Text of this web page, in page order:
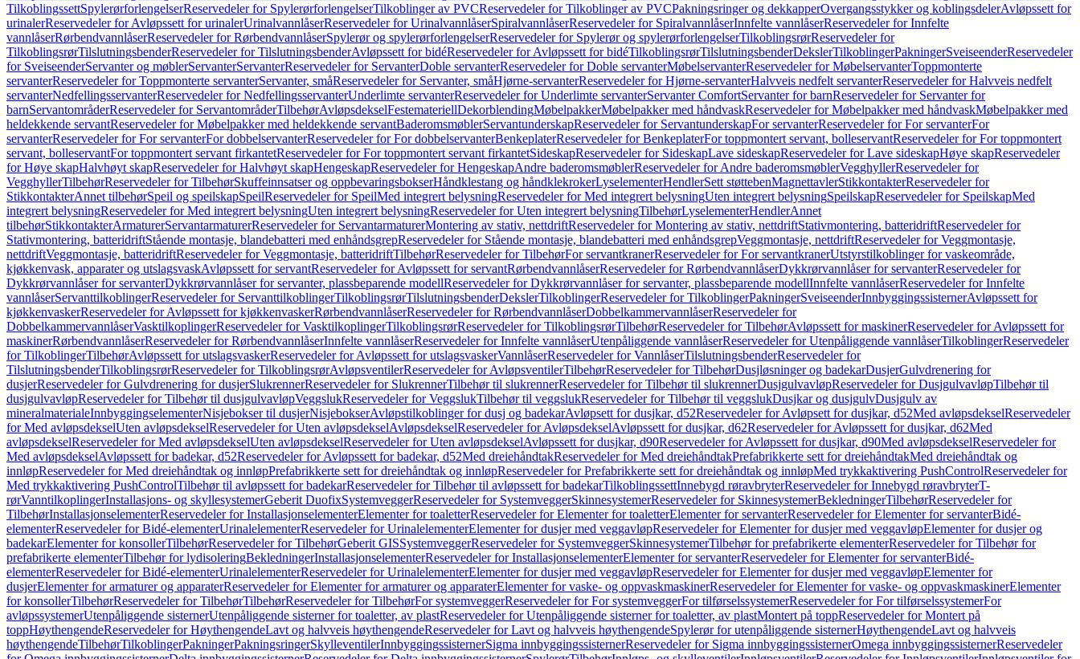
TilkoblingssettSpylerørforlengelserReservedeler for SpylerørforlengelserTilkoblinger av PVCReservedeler for Tilkoblinger av PVCPakningsringer og dekkapperOvergangsstykker og koblingsdelerAvløpssett for
urinalerReservedeler for Avløpssett for urinalerUrinalvannlåserReservedeler for UrinalvannlåserSpiralvannlåserReservedeler for SpiralvannlåserInnfelte vannlåserReservedeler for Innfelte
vannlåserRørbendvannlåserReservedeler for RørbendvannlåserSpylerør og spylerørforlengelserReservedeler for Spylerør og spylerørforlengelserTilkoblingsrørReservedeler for
TilkoblingsrørTilslutningsbenderReservedeler for TilslutningsbenderAvløpssett for bidéReservedeler for Avløpssett for bidéTilkoblingsrørTilslutningsbenderDekslerTilkoblingerPakningerSveiseenderReservedeler
for SveiseenderServanter og møblerServanterServanterReservedeler for ServanterDoble servanterReservedeler for Doble servanterMøbelservanterReservedeler for MøbelservanterToppmonterte
servanterReservedeler for Toppmonterte servanterServanter, småReservedeler for Servanter, småHjørne-servanterReservedeler for Hjørne-servanterHalvveis nedfelt servanterReservedeler for Halvveis nedfelt
servanterNedfellingsservanterReservedeler for NedfellingsservanterUnderlimte servanterReservedeler for Underlimte servanterServanter ComfortServanter for barnReservedeler for Servanter for
barnServantområderReservedeler for ServantområderTilbehørAvløpsdekselFestemateriellDekorblendingMøbelpakkerMøbelpakker med håndvaskReservedeler for Møbelpakker med håndvaskMøbelpakker med
heldekkende servantReservedeler for Møbelpakker med heldekkende servantBaderomsmøblerServantunderskapReservedeler for ServantunderskapFor servanterReservedeler for For servanterFor
servanterReservedeler for For servanterFor dobbelservanterReservedeler for For dobbelservanterBenkeplaterReservedeler for BenkeplaterFor toppmontert servant, bolleservantReservedeler for For toppmontert
servant, bolleservantFor toppmontert servant firkantetReservedeler for For toppmontert servant firkantetSideskapReservedeler for SideskapLave sideskapReservedeler for Lave sideskapHøye skapReservedeler
for Høye skapHalvhøyt skapReservedeler for Halvhøyt skapHengeskapReservedeler for HengeskapAndre baderomsmøblerReservedeler for Andre baderomsmøblerVegghyllerReservedeler for
VegghyllerTilbehørReservedeler for TilbehørSkuffeinnsatser og oppbevaringsbokserHåndklestang og håndklekrokerLyselementerHendlerSett støttebenMagnettavlerStikkontakterReservedeler for
StikkontakterAnnet tilbehørSpeil og speilskapSpeilReservedeler for SpeilMed integrert belysningReservedeler for Med integrert belysningUten integrert belysningSpeilskapReservedeler for SpeilskapMed
integrert belysningReservedeler for Med integrert belysningUten integrert belysningReservedeler for Uten integrert belysningTilbehørLyselementerHendlerAnnet
tilbehørStikkontakterArmaturerServantarmaturerReservedeler for ServantarmaturerMontering av stativ, nettdriftReservedeler for Montering av stativ, nettdriftStativmontering, batteridriftReservedeler for
Stativmontering, batteridriftStående montasje, blandebatteri med enhåndsgrepReservedeler for Stående montasje, blandebatteri med enhåndsgrepVeggmontasje, nettdriftReservedeler for Veggmontasje,
nettdriftVeggmontasje, batteridriftReservedeler for Veggmontasje, batteridriftTilbehørReservedeler for TilbehørFor servantkranerReservedeler for For servantkranerUtstyrstilkoblinger for vaskeområde,
kjøkkenvask, apparater og utslagsvaskAvløpssett for servantReservedeler for Avløpssett for servantRørbendvannlåserReservedeler for RørbendvannlåserDykkrørvannlåser for servanterReservedeler for
Dykkrørvannlåser for servanterDykkrørvannlåser for servanter, plassbeparende modellReservedeler for Dykkrørvannlåser for servanter, plassbeparende modellInnfelte vannlåserReservedeler for Innfelte
vannlåserServanttilkoblingerReservedeler for ServanttilkoblingerTilkoblingsrørTilslutningsbenderDekslerTilkoblingerReservedeler for TilkoblingerPakningerSveiseenderInnbyggingssisternerAvløpssett for
kjøkkenvaskerReservedeler for Avløpssett for kjøkkenvaskerRørbendvannlåserReservedeler for RørbendvannlåserDobbelkammervannlåserReservedeler for
DobbelkammervannlåserVasktilkoplingerReservedeler for VasktilkoplingerTilkoblingsrørReservedeler for TilkoblingsrørTilbehørReservedeler for TilbehørAvløpssett for maskinerReservedeler for Avløpssett for
maskinerRørbendvannlåserReservedeler for RørbendvannlåserInnfelte vannlåserReservedeler for Innfelte vannlåserUtenpåliggende vannlåserReservedeler for Utenpåliggende vannlåserTilkoblingerReservedeler
for TilkoblingerTilbehørAvløpssett for utslagsvaskerReservedeler for Avløpssett for utslagsvaskerVannlåserReservedeler for VannlåserTilslutningsbenderReservedeler for
TilslutningsbenderTilkoblingsrørReservedeler for TilkoblingsrørAvløpsventilerReservedeler for AvløpsventilerTilbehørReservedeler for TilbehørDusjløsninger og badekarDusjerGulvdrenering for
dusjerReservedeler for Gulvdrenering for dusjerSlukrennerReservedeler for SlukrennerTilbehør til slukrennerReservedeler for Tilbehør til slukrennerDusjgulvavløpReservedeler for DusjgulvavløpTilbehør til
dusjgulvavløpReservedeler for Tilbehør til dusjgulvavløpVeggslukReservedeler for VeggslukTilbehør til veggslukReservedeler for Tilbehør til veggslukDusjkar og dusjgulvDusjgulv av
mineralmaterialeInnbyggingselementerNisjebokser til dusjerNisjebokserAvløpstilkoblinger for dusj og badekarAvløpsett for dusjkar, d52Reservedeler for Avløpsett for dusjkar, d52Med avløpsdekselReservedeler
for Med avløpsdekselUten avløpsdekselReservedeler for Uten avløpsdekselAvløpsdekselReservedeler for AvløpsdekselAvløpssett for dusjkar, d62Reservedeler for Avløpssett for dusjkar, d62Med
avløpsdekselReservedeler for Med avløpsdekselUten avløpsdekselReservedeler for Uten avløpsdekselAvløpssett for dusjkar, d90Reservedeler for Avløpssett for dusjkar, d90Med avløpsdekselReservedeler for
Med avløpsdekselAvløpssett for badekar, d52Reservedeler for Avløpssett for badekar, d52Med dreiehåndtakReservedeler for Med dreiehåndtakPrefabrikkerte sett for dreiehåndtakMed dreiehåndtak og
innløpReservedeler for Med dreiehåndtak og innløpPrefabrikkerte sett for dreiehåndtak og innløpReservedeler for Prefabrikkerte sett for dreiehåndtak og innløpMed trykkaktivering PushControlReservedeler for
Med trykkaktivering PushControlTilbehør til avløpssett for badekarReservedeler for Tilbehør til avløpssett for badekarTilkoblingssettInnebygd røravbryterReservedeler for Innebygd røravbryterT-
rørVanntilkoplingerInstallasjons- og skyllesystemerGeberit DuofixSystemveggerReservedeler for SystemveggerSkinnesystemerReservedeler for SkinnesystemerBekledningerTilbehørReservedeler for
TilbehørInstallasjonselementerReservedeler for InstallasjonselementerElementer for toaletterReservedeler for Elementer for toaletterElementer for servanterReservedeler for Elementer for servanterBidé-
elementerReservedeler for Bidé-elementerUrinalelementerReservedeler for UrinalelementerElementer for dusjer med veggavløpReservedeler for Elementer for dusjer med veggavløpElementer for dusjer og
badekarElementer for konsollerTilbehørReservedeler for TilbehørGeberit GISSystemveggerReservedeler for SystemveggerSkinnesystemerTilbehør for prefabrikerte elementerReservedeler for Tilbehør for
prefabrikerte elementerTilbehør for lydisoleringBekledningerInstallasjonselementerReservedeler for InstallasjonselementerElementer for servanterReservedeler for Elementer for servanterBidé-
elementerReservedeler for Bidé-elementerUrinalelementerReservedeler for UrinalelementerElementer for dusjer med veggavløpReservedeler for Elementer for dusjer med veggavløpElementer for
dusjerElementer for armaturer og apparaterReservedeler for Elementer for armaturer og apparaterElementer for vaske- og oppvaskmaskinerReservedeler for Elementer for vaske- og oppvaskmaskinerElementer
for konsollerTilbehørReservedeler for TilbehørTilbehørReservedeler for TilbehørFor systemveggerReservedeler for For systemveggerFor tilførselssystemerReservedeler for For tilførselssystemerFor
avløpssystemerUtenpåliggende sisternerUtenpåliggende sisterner for toaletter, av plastReservedeler for Utenpåliggende sisterner for toaletter, av plastMontert på toppReservedeler for Montert på
toppHøythengendeReservedeler for HøythengendeLavt og halvveis høythengendeReservedeler for Lavt og halvveis høythengendeSpylerør for utenpåliggende sisternerHøythengendeLavt og halvveis
høythengendeTilbehørTilkoblingerPakningerPakningsringerSkylleventilerInnbyggingssisternerSigma innbyggingssisternerReservedeler for Sigma innbyggingssisternerOmega innbyggingssisternerReservedeler